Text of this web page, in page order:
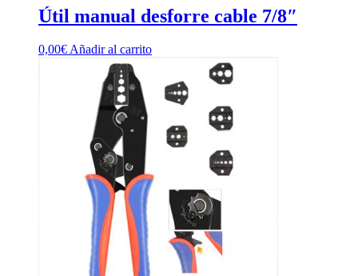
Útil manual desforre cable 7/8″
0,00€Añadir al carrito